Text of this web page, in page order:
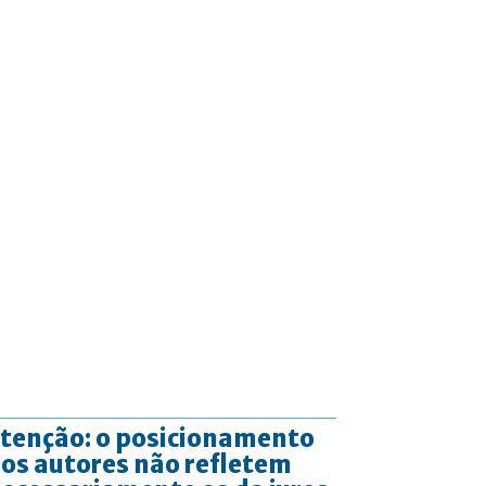
o posicionamento
autores não refletem